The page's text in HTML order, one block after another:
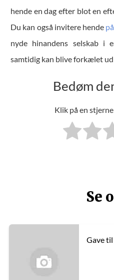
hende en dag efter blot en
Du kan også invitere hende
nyde hinandens selskab i
samtidig kan blive forkælet
Bedøm
Klik på en
Se
Gave